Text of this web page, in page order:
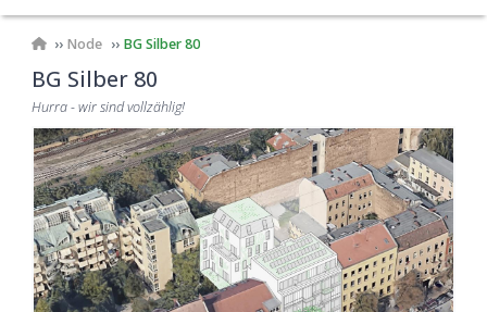
Breadcrumb
Node BG Silber 80
BG Silber 80
Hurra - wir sind vollzählig!